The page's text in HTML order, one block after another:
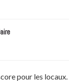
pour les